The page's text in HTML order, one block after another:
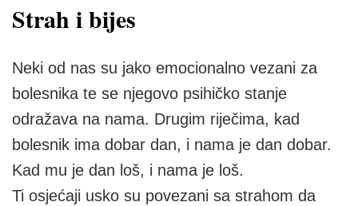
Strah i bijes
Neki od nas su jako emocionalno vezani za
bolesnika te se njegovo psihičko stanje
odražava na nama. Drugim riječima, kad
bolesnik ima dobar dan, i nama je dan dobar.
Kad mu je dan loš, i nama je loš.
Ti osjećaji usko su povezani sa strahom da